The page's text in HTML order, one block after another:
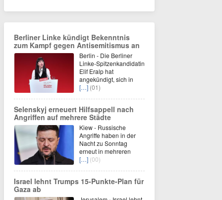
Berliner Linke kündigt Bekenntnis
zum Kampf gegen Antisemitismus an
Berlin - Die Berliner
Linke-Spitzenkandidatin
Elif Eralp hat
angekündigt, sich in
[…] (01)
Selenskyj erneuert Hilfsappell nach
Angriffen auf mehrere Städte
Kiew - Russische
Angriffe haben in der
Nacht zu Sonntag
erneut in mehreren
[…] (00)
Israel lehnt Trumps 15-Punkte-Plan für
Gaza ab